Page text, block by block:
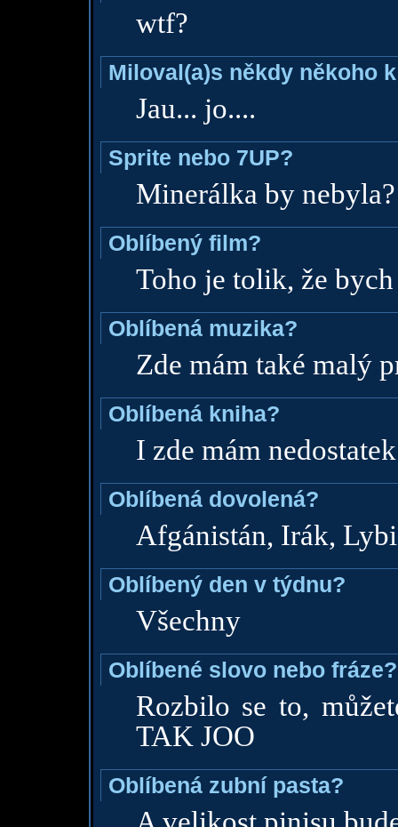
wtf?
Miloval(a)s někdy někoho
Jau... jo....
Sprite nebo 7UP?
Minerálka by nebyla?
Oblíbený film?
Toho je tolik, že
Oblíbená muzika?
Zde mám také malý
Oblíbená kniha?
I zde mám
Oblíbená dovolená?
Afgánistán, Irák,
Oblíbený den v týdnu?
Všechny
Oblíbené slovo nebo fráze?
Rozbilo se to,
TAK JOO
Oblíbená zubní pasta?